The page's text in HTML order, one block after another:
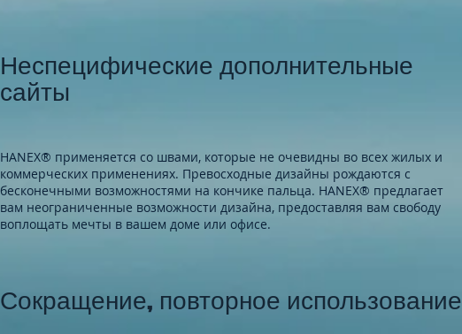
Неспецифические дополнительные
сайты
HANEX® применяется со швами, которые не очевидны во всех жилых и
коммерческих применениях. Превосходные дизайны рождаются с
бесконечными возможностями на кончике пальца. HANEX® предлагает
вам неограниченные возможности дизайна, предоставляя вам свободу
воплощать мечты в вашем доме или офисе.
Сокращение, повторное использование